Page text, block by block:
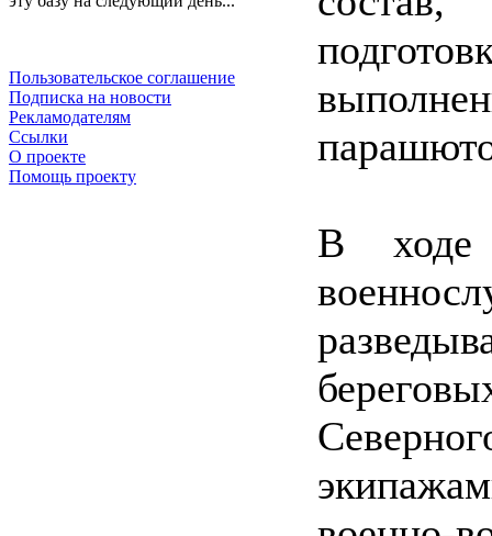
Пользовательское соглашение
Подписка на новости
Рекламодателям
Ссылки
О проекте
Помощь проекту
В ходе